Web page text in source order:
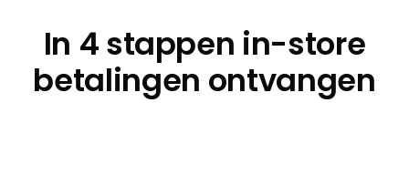
In 4 stappen in-store
betalingen ontvangen